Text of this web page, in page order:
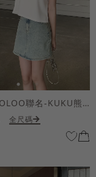
HOOLOOLOO聯名-KUKU熊蝴蝶結短袖上衣
全尺碼